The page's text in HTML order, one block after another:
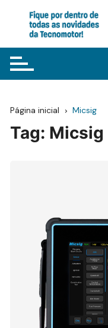
conteúdo
Página inicial Micsig
Tag: Micsig